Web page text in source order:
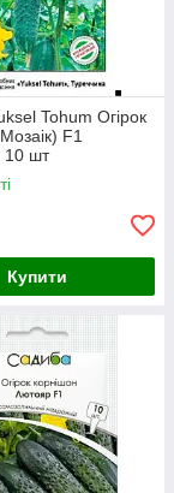
Tohum Огірок
F1
10 шт
Купити